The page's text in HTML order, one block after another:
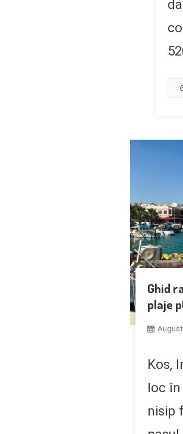
Ghid
plaje
Kos,
loc în
nisip